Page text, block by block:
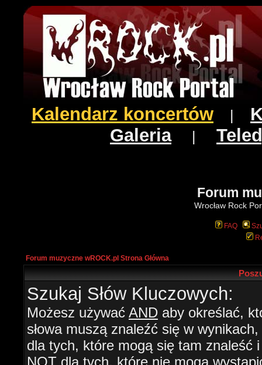
Kalendarz koncertów
Galeria|
Forum
Wrocław Rock
FAQ
Forum muzyczne wROCK.pl Strona Główna
Szukaj Słów Kluczowych:
Możesz używać AND aby określać,
słowa muszą znaleźć się w wynikach,
dla tych, które mogą się tam znaleść i
NOT dla tych, które nie mogą